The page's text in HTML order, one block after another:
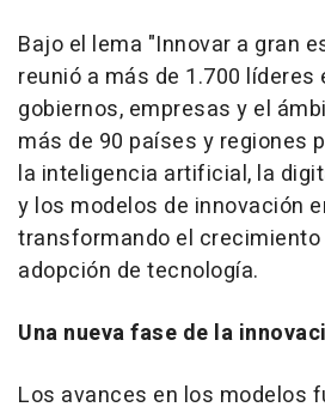
Bajo el lema "Innovar a gran
reunió a más de 1.700 líderes
gobiernos, empresas y el
más de 90 países y regiones
la inteligencia artificial, la
y los modelos de innovación
transformando el
adopción de tecnología.
Una nueva fase de la
Los avances en los modelos